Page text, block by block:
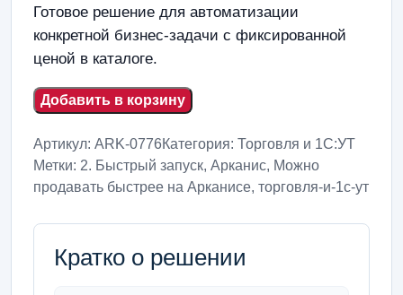
Готовое решение для автоматизации
конкретной бизнес-задачи с фиксированной
ценой в каталоге.
Добавить в корзину
Артикул: ARK-0776Категория: Торговля и 1С:УТ
Метки: 2. Быстрый запуск, Арканис, Можно
продавать быстрее на Арканисе, торговля-и-1с-ут
Кратко о решении